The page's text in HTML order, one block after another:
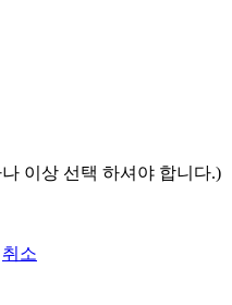
이상 선택 하셔야 합니다.)
취소